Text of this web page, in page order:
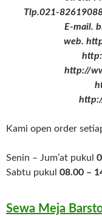
Tlp.021-
E-mail.
web.
http://
Kami open order
Senin – Jum’at pukul
Sabtu pukul 08.00 –
Sewa Meja